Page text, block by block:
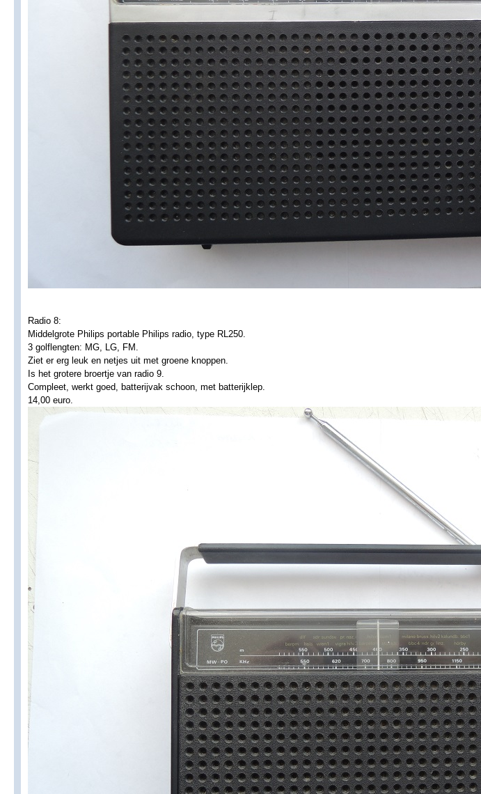
Radio 8:
Middelgrote Philips portable Philips radio, type RL250.
3 golflengten: MG, LG, FM.
Ziet er erg leuk en netjes uit met groene knoppen.
Is het grotere broertje van radio 9.
Compleet, werkt goed, batterijvak schoon, met batterijklep.
14,00 euro.